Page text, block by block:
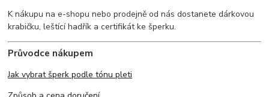
K nákupu na e-shopu nebo prodejně od nás dostanete dárkovou
krabičku, leštící hadřík a certifikát ke šperku.
Průvodce nákupem
Jak vybrat šperk podle tónu pleti